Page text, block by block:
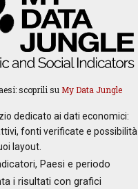
scoprili su My Data Jungle
dedicato ai dati economici:
fonti verificate e possibilità
layout.
Paesi e periodo
i risultati con grafici